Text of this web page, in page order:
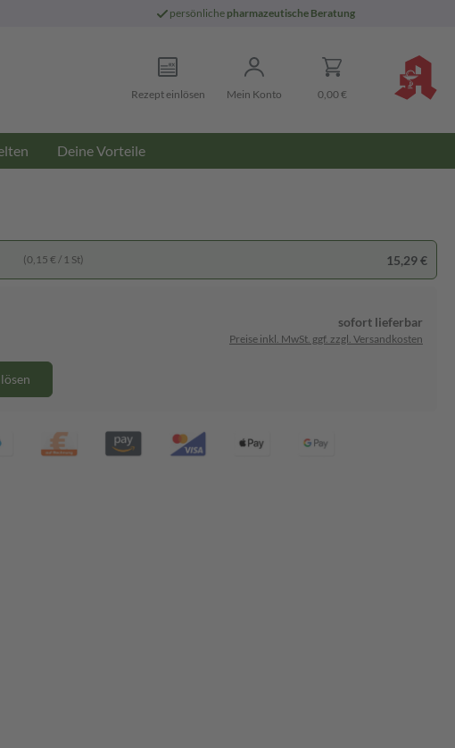
persönliche pharmazeutische Beratung
Rezept einlösen Mein Konto 0,00 €
Deine Vorteile
(0,15 € / 1 St) 15,29 €
sofort lieferbar
Preise inkl. MwSt. ggf. zzgl. Versandkosten